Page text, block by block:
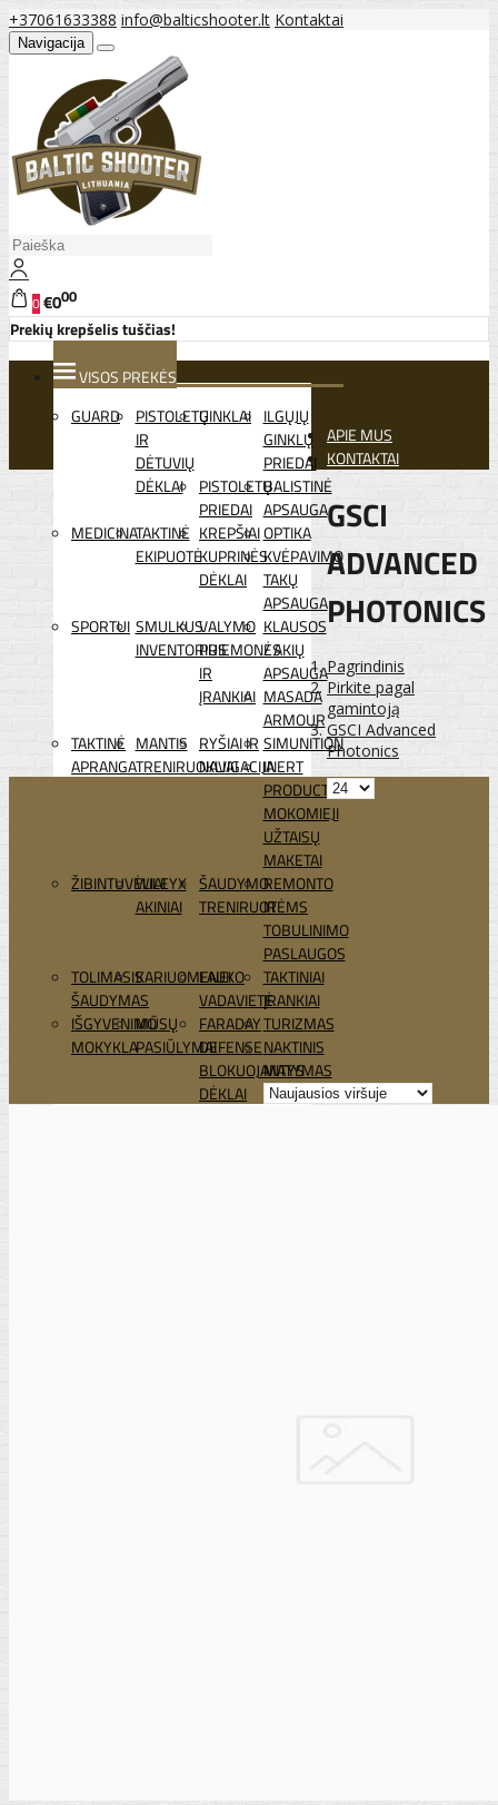
+37061633388 info@balticshooter.lt Kontaktai
Navigacija
0€000
Prekių krepšelis tuščias!
VISOS PREKĖS
GUARD
PISTOLETŲ
IR
DĖTUVIŲ
DĖKLAI
GINKLAI ILGŲJŲ
GINKLŲ
PRIEDAI
PISTOLETŲ
PRIEDAI
BALISTINĖ
APSAUGA
MEDICINATAKTINĖ
EKIPUOTĖ
KREPŠIAI
KUPRINĖS
DĖKLAI
OPTIKA
KVĖPAVIMO
TAKŲ
APSAUGA
SPORTUI SMULKUS
INVENTORIUS
VALYMO
PRIEMONĖS
IR
ĮRANKIAI
KLAUSOS
/ AKIŲ
APSAUGA
MASADA
ARMOUR
TAKTINĖ
APRANGA
MANTIS
TRENIRUOKLIAI
RYŠIAI IR
NAVIGACIJA
SIMUNITION
INERT
PRODUCTS
MOKOMIEJI
UŽTAISŲ
MAKETAI
ŽIBINTUVĖLIAI
WILEYX
AKINIAI
ŠAUDYMO
TRENIRUOTĖMS
REMONTO
IR
TOBULINIMO
PASLAUGOS
TOLIMASIS
ŠAUDYMAS
KARIUOMENEI
LAUKO
VADAVIETĖ
TAKTINIAI
ĮRANKIAI
IŠGYVENIMO
MOKYKLA
MŪSŲ
PASIŪLYMAI
FARADAY
DEFENSE
BLOKUOJANTYS
DĖKLAI
TURIZMAS
NAKTINIS
MATYMAS
APIE MUS
KONTAKTAI
GSCI
ADVANCED
PHOTONICS
Pagrindinis
Pirkite pagal
gamintoją
GSCI Advanced
Photonics